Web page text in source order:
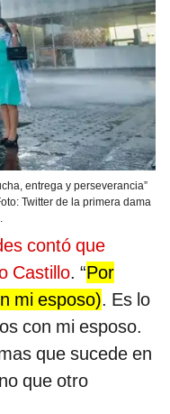
entrega y perseverancia”
Twitter de la primera dama
contó que
Castillo. “Por
mi esposo). Es lo
con mi esposo.
que sucede en
que otro